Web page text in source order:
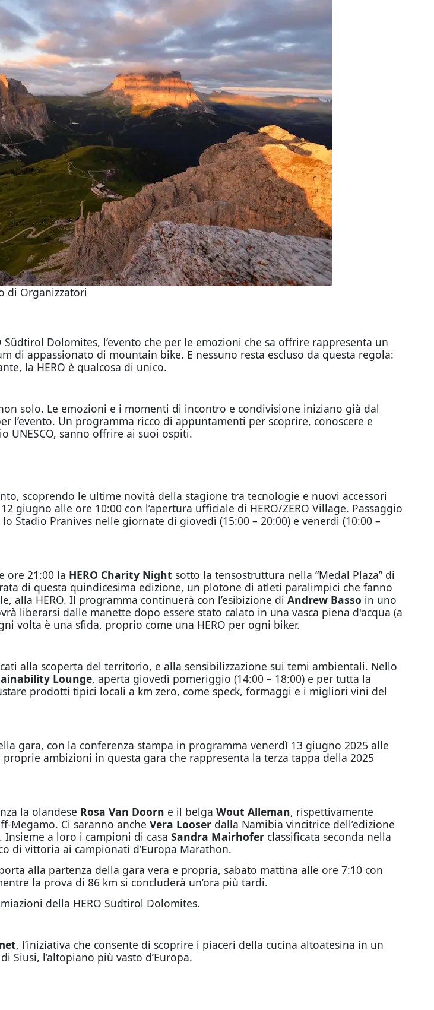
di Organizzatori
Dolomites, l’evento che per le emozioni che sa offrire rappresenta un
di appassionato di mountain bike. E nessuno resta escluso da questa regola:
la HERO è qualcosa di unico.
solo. Le emozioni e i momenti di incontro e condivisione iniziano già dal
l’evento. Un programma ricco di appuntamenti per scoprire, conoscere e
UNESCO, sanno offrire ai suoi ospiti.
scoprendo le ultime novità della stagione tra tecnologie e nuovi accessori
giugno alle ore 10:00 con l’apertura ufficiale di HERO/ZERO Village. Passaggio
Pranives nelle giornate di giovedì (15:00 – 20:00) e venerdì (10:00 –
ore 21:00 la HERO Charity Night sotto la tensostruttura nella “Medal Plaza” di
di questa quindicesima edizione, un plotone di atleti paralimpici che fanno
HERO. Il programma continuerà con l’esibizione di Andrew Basso in uno
liberarsi dalle manette dopo essere stato calato in una vasca piena d'acqua (a
volta è una sfida, proprio come una HERO per ogni biker.
alla scoperta del territorio, e alla sensibilizzazione sui temi ambientali. Nello
Lounge, aperta giovedì pomeriggio (14:00 – 18:00) e per tutta la
prodotti tipici locali a km zero, come speck, formaggi e i migliori vini del
gara, con la conferenza stampa in programma venerdì 13 giugno 2025 alle
ambizioni in questa gara che rappresenta la terza tappa della 2025
la olandese Rosa Van Doorn e il belga Wout Alleman, rispettivamente
Megamo. Ci saranno anche Vera Looserdalla Namibia vincitrice dell’edizione
a loro i campioni di casa Sandra Mairhoferclassificata seconda nella
di vittoria ai campionati d’Europa Marathon.
alla partenza della gara vera e propria, sabato mattina alle ore 7:10 con
la prova di 86 km si concluderà un’ora più tardi.
della HERO Südtirol Dolomites.
, l’iniziativa che consente di scoprire i piaceri della cucina altoatesina in un
l’altopiano più vasto d’Europa.